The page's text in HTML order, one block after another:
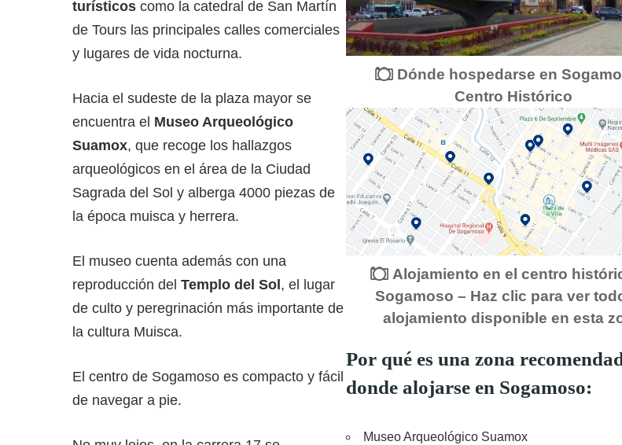
turísticos como la catedral de San Martín
de Tours las principales calles comerciales
y lugares de vida nocturna.
Hacia el sudeste de la plaza mayor se
encuentra el Museo Arqueológico
Suamox, que recoge los hallazgos
arqueológicos en el área de la Ciudad
Sagrada del Sol y alberga 4000 piezas de
la época muisca y herrera.
El museo cuenta además con una
reproducción del Templo del Sol , el lugar
de culto y peregrinación más importante de
la cultura Muisca.
El centro de Sogamoso es compacto y fácil
de navegar a pie.
Dónde hospedarse en
Centro Histórico
Alojamiento en el centro
Sogamoso – Haz clic para ver
alojamiento disponible en esta
Por qué es una zona
donde alojarse en Sogamoso:
Museo Arqueológico Suamox